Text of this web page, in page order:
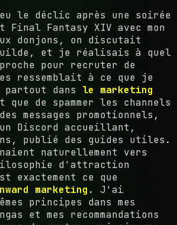
le déclic après une soirée
Final Fantasy XIV avec mon
donjons, on discutait
et je réalisais à quel
pour recruter de
ressemblait à ce que je
partout dans le marketing
de spammer les channels
messages promotionnels,
Discord accueillant,
publié des guides utiles.
naturellement vers
d'attraction
exactement ce que
marketing . J'ai
principes dans mes
et mes recommandations